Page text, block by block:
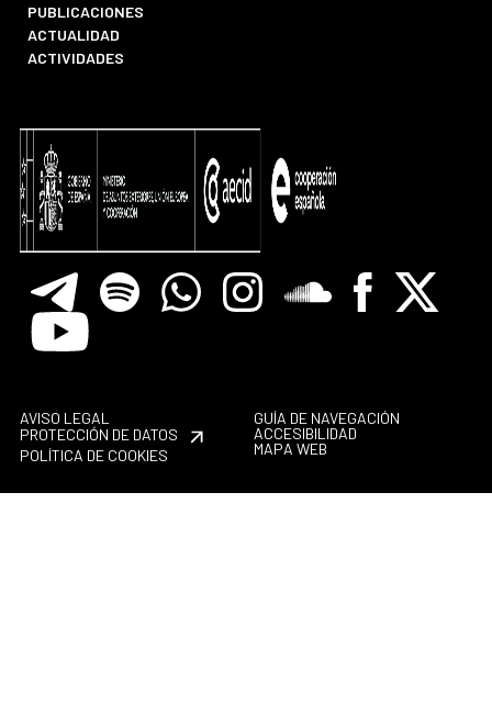
PUBLICACIONES
ACTUALIDAD
ACTIVIDADES
TelegramSpotify WhatsappInstagramSoundcloreFacebook
X
Youtube
AVISO LEGAL
PROTECCIÓN DE DATOS
POLÍTICA DE COOKIES
GUÍA DE NAVEGACIÓN
ACCESIBILIDAD
MAPA WEB